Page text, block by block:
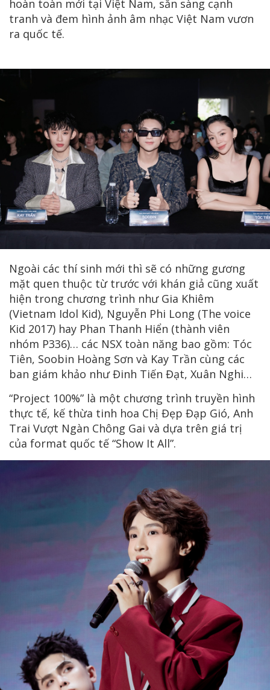
hoàn toàn mới tại Việt Nam, sẵn sàng cạnh
tranh và đem hình ảnh âm nhạc Việt Nam vươn
ra quốc tế.
Ngoài các thí sinh mới thì sẽ có những gương
mặt quen thuộc từ trước với khán giả cũng xuất
hiện trong chương trình như Gia Khiêm
(Vietnam Idol Kid), Nguyễn Phi Long (The voice
Kid 2017) hay Phan Thanh Hiển (thành viên
nhóm P336)… các NSX toàn năng bao gồm: Tóc
Tiên, Soobin Hoàng Sơn và Kay Trần cùng các
ban giám khảo như Đinh Tiến Đạt, Xuân Nghi…
“Project 100%” là một chương trình truyền hình
thực tế, kế thừa tinh hoa Chị Đẹp Đạp Gió, Anh
Trai Vượt Ngàn Chông Gai và dựa trên giá trị
của format quốc tế “Show It All”.